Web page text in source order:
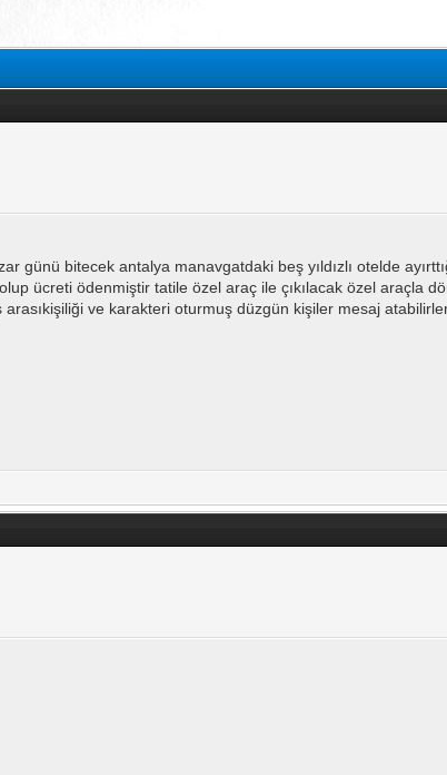
bitecek antalya manavgatdaki beş yıldızlı otelde
ücreti ödenmiştir tatile özel araç ile çıkılacak özel araçla
arasıkişiliği ve karakteri oturmuş düzgün kişiler mesaj